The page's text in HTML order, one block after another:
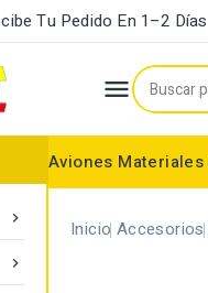
Tu Pedido En 1–2 Días

Aviones Materiales


Inicio Accesorios